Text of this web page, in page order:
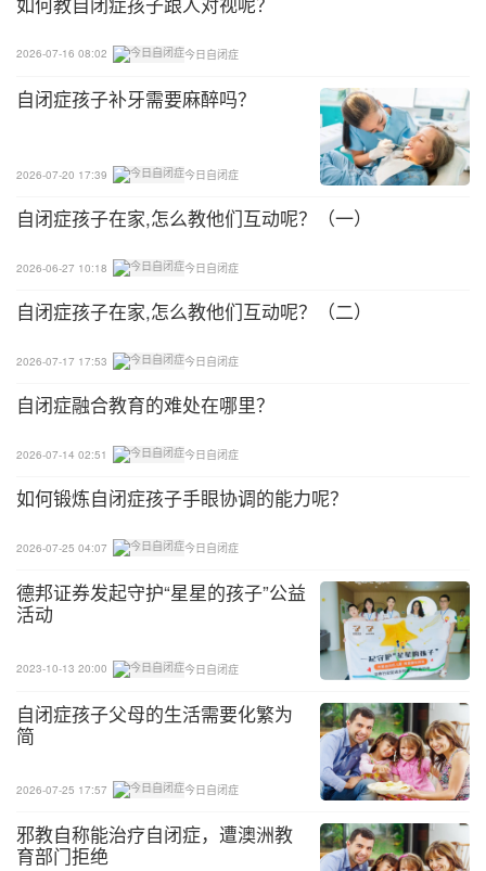
2026-07-16 08:02 今日自闭症
自闭症孩子补牙需要麻醉吗？
2026-07-20 17:39 今日自闭症
自闭症孩子在家,怎么教他们互动呢？（一）
2026-06-27 10:18 今日自闭症
自闭症孩子在家,怎么教他们互动呢？（二）
2026-07-17 17:53 今日自闭症
自闭症融合教育的难处在哪里？
2026-07-14 02:51 今日自闭症
如何锻炼自闭症孩子手眼协调的能力呢？
2026-07-25 04:07 今日自闭症
德邦证券发起守护“星星的孩子”公益
活动
2023-10-13 20:00 今日自闭症
自闭症孩子父母的生活需要化繁为
简
2026-07-25 17:57 今日自闭症
邪教自称能治疗自闭症，遭澳洲教
育部门拒绝